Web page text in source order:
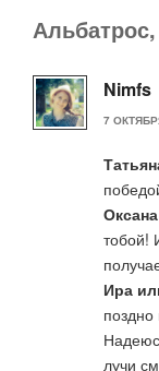
Nimfs
7
тобой!
Ира
поздно
лучи